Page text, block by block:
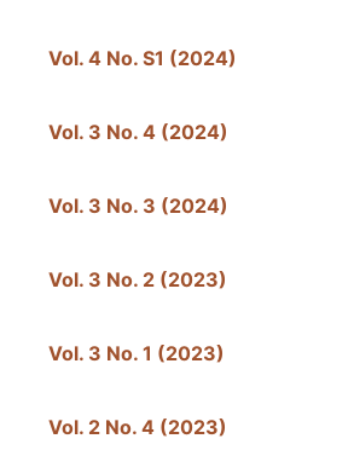
Vol. 4 No. S1 (2024)
Vol. 3 No. 4 (2024)
Vol. 3 No. 3 (2024)
Vol. 3 No. 2 (2023)
Vol. 3 No. 1 (2023)
Vol. 2 No. 4 (2023)